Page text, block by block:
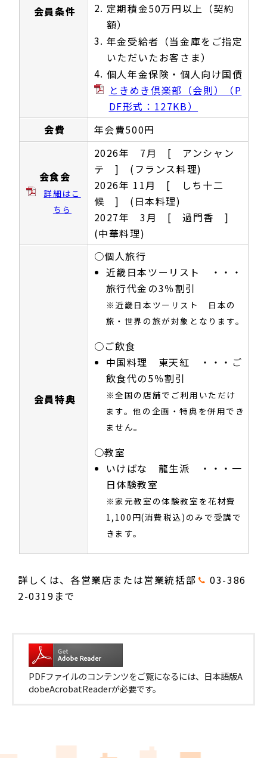
会員条件
2. 定期積金50万円以上（契約
額）
3. 年金受給者（当金庫をご指定
いただいたお客さま）
4. 個人年金保険・個人向け国債
ときめき倶楽部（会則）（P
DF形式：127KB）
会費
年会費500円
会食会
詳細はこ
ちら
2026年 7月 [ アンシャン
テ ] (フランス料理)
2026年 11月 [ しち十二
候 ] (日本料理)
2027年 3月 [ 過門香 ]
(中華料理)
会員特典
○個人旅行
近畿日本ツーリスト ・・・
旅行代金の3％割引
※近畿日本ツーリスト 日本の
旅・世界の旅が対象となります。
○ご飲食
中国料理 東天紅 ・・・ご
飲食代の5％割引
※全国の店舗でご利用いただけ
ます。他の企画・特典を併用でき
ません。
○教室
いけばな 龍生派 ・・・一
日体験教室
※家元教室の体験教室を花材費
1,100円(消費税込)のみで受講で
きます。
詳しくは、各営業店または営業統括部
03-386
2-0319 まで
PDFファイルのコンテンツをご覧になるには、 日本語版A
dobeAcrobatReaderが必要です。